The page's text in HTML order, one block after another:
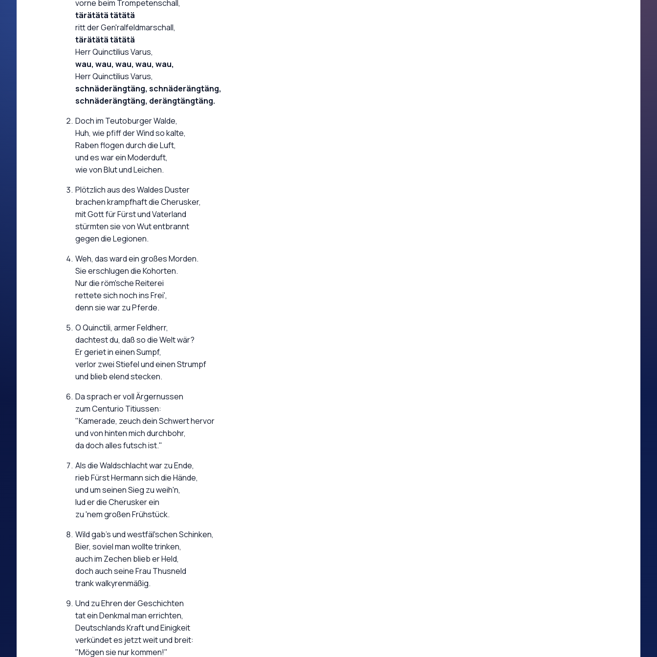
vorne beim Trompetenschall,
tärätätä tätätä
ritt der Gen'ralfeldmarschall,
tärätätä tätätä
Herr Quinctilius Varus,
wau, wau, wau, wau, wau,
Herr Quinctilius Varus,
schnäderängtäng, schnäderängtäng,
schnäderängtäng, derängtängtäng.
Doch im Teutoburger Walde,
Huh, wie pfiff der Wind so kalte,
Raben flogen durch die Luft,
und es war ein Moderduft,
wie von Blut und Leichen.
Plötzlich aus des Waldes Duster
brachen krampfhaft die Cherusker,
mit Gott für Fürst und Vaterland
stürmten sie von Wut entbrannt
gegen die Legionen.
Weh, das ward ein großes Morden.
Sie erschlugen die Kohorten.
Nur die röm'sche Reiterei
rettete sich noch ins Frei',
denn sie war zu Pferde.
O Quinctili, armer Feldherr,
dachtest du, daß so die Welt wär?
Er geriet in einen Sumpf,
verlor zwei Stiefel und einen Strumpf
und blieb elend stecken.
Da sprach er voll Ärgernussen
zum Centurio Titiussen:
"Kamerade, zeuch dein Schwert hervor
und von hinten mich durchbohr,
da doch alles futsch ist."
Als die Waldschlacht war zu Ende,
rieb Fürst Hermann sich die Hände,
und um seinen Sieg zu weih'n,
lud er die Cherusker ein
zu 'nem großen Frühstück.
Wild gab's und westfäl'schen Schinken,
Bier, soviel man wollte trinken,
auch im Zechen blieb er Held,
doch auch seine Frau Thusneld
trank walkyrenmäßig.
Und zu Ehren der Geschichten
tat ein Denkmal man errichten,
Deutschlands Kraft und Einigkeit
verkündet es jetzt weit und breit:
"Mögen sie nur kommen!"